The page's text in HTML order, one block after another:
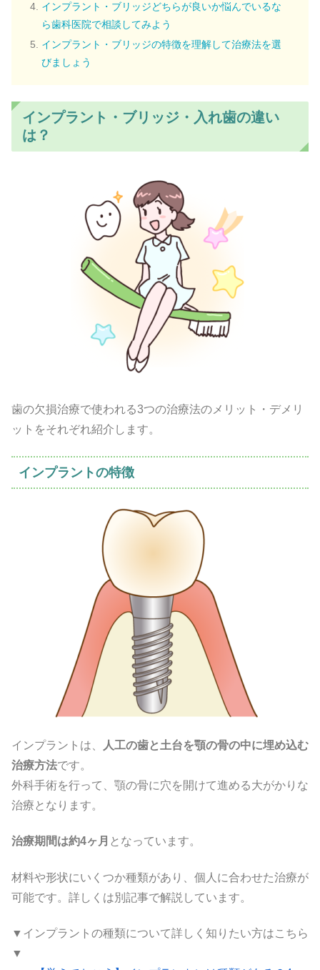
インプラント・ブリッジどちらが良いか悩んでいるな
ら歯科医院で相談してみよう
インプラント・ブリッジの特徴を理解して治療法を選
びましょう
インプラント・ブリッジ・入れ歯の違い
は？
歯の欠損治療で使われる3つの治療法のメリット・デメリ
ットをそれぞれ紹介します。
インプラントの特徴
インプラントは、
人工の歯と土台を顎の骨の中に埋め込む
治療方法です。
外科手術を行って、顎の骨に穴を開けて進める大がかりな
治療となります。
治療期間は約4ヶ月 となっています。
材料や形状にいくつか種類があり、個人に合わせた治療が
可能です。詳しくは別記事で解説しています。
▼インプラントの種類について詳しく知りたい方はこちら
▼